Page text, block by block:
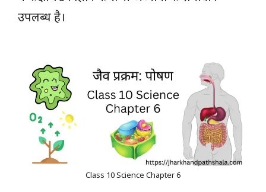
उपलब्ध है।
Class 10 Science Chapter 6